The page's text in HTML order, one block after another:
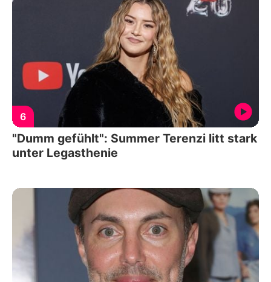
6
"Dumm gefühlt": Summer Terenzi litt stark
unter Legasthenie